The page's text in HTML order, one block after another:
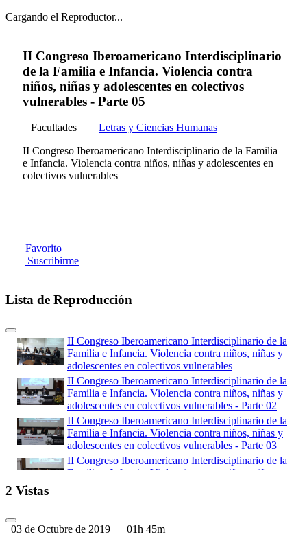
Cargando el Reproductor...
II Congreso Iberoamericano Interdisciplinario
de la Familia e Infancia. Violencia contra
niños, niñas y adolescentes en colectivos
vulnerables - Parte 05
Facultades
Letras y Ciencias Humanas
II Congreso Iberoamericano Interdisciplinario de la Familia
e Infancia. Violencia contra niños, niñas y adolescentes en
colectivos vulnerables
Favorito
Suscribirme
Lista de Reproducción
II Congreso Iberoamericano Interdisciplinario de la
Familia e Infancia. Violencia contra niños, niñas y
adolescentes en colectivos vulnerables
II Congreso Iberoamericano Interdisciplinario de la
Familia e Infancia. Violencia contra niños, niñas y
adolescentes en colectivos vulnerables - Parte 02
II Congreso Iberoamericano Interdisciplinario de la
Familia e Infancia. Violencia contra niños, niñas y
adolescentes en colectivos vulnerables - Parte 03
II Congreso Iberoamericano Interdisciplinario de la
Familia e Infancia. Violencia contra niños, niñas y
adolescentes en colectivos vulnerables - Parte 05
2 Vistas
03 de Octubre de 2019 01h 45m